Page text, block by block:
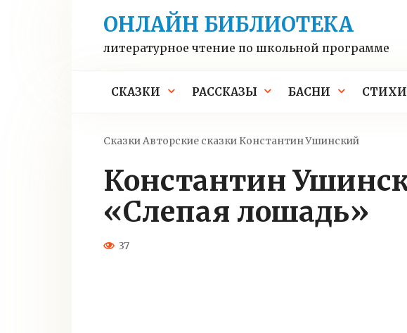
ОНЛАЙН БИБЛИОТЕКА
литературное чтение по школьной программе
СКАЗКИ РАССКАЗЫ БАСНИ СТИХИ
СказкиАвторские сказки Константин Ушинский
Константин Ушинский сказка
«Слепая лошадь»
37